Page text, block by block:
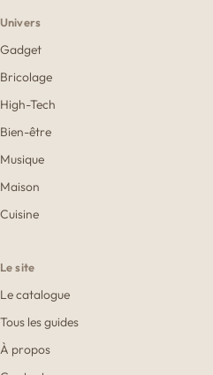
Univers
Gadget
Bricolage
High-Tech
Bien-être
Musique
Maison
Cuisine
Le site
Le catalogue
Tous les guides
À propos